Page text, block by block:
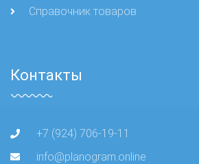
Справочник товаров
Контакты
+7 (924) 706-19-11
info@planogram.online